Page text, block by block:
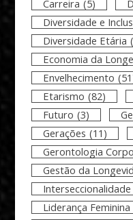
Carreira (5)
Diversidade e
Diversidade Etária
Economia da
Envelhecimento
Etarismo (82)
Futuro (3)
Gerações (11)
Gerontologia
Gestão da
Interseccionalidade
Liderança Feminina